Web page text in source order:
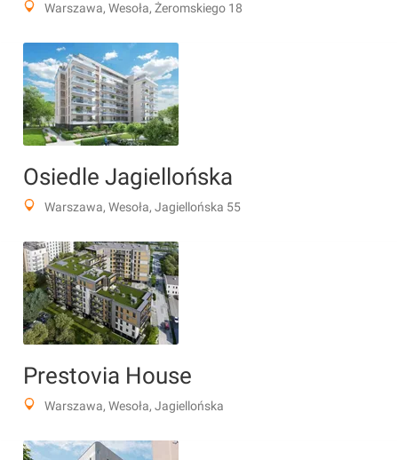
Warszawa, Wesoła, Żeromskiego 18
Osiedle Jagiellońska
Warszawa, Wesoła, Jagiellońska 55
Prestovia House
Warszawa, Wesoła, Jagiellońska